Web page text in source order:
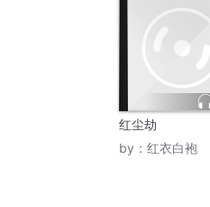
红尘劫
by： 红衣白袍